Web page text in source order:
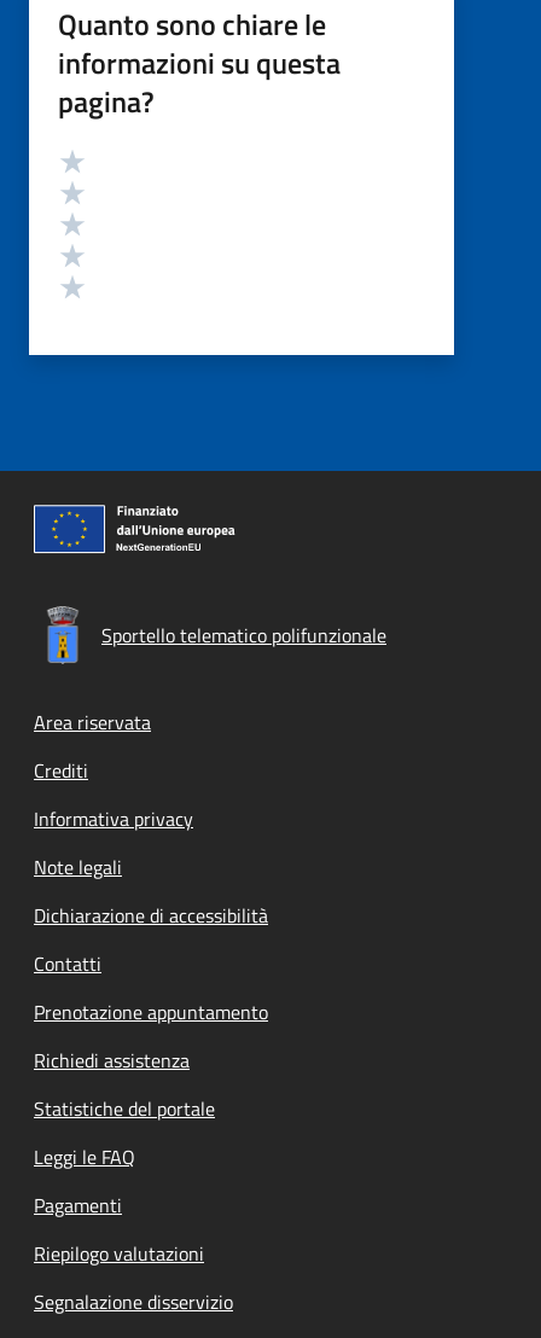
Quanto sono chiare le
informazioni su questa
pagina?
Valutazione
Sportello telematico polifunzionale
Footer menu
Area riservata
Crediti
Informativa privacy
Note legali
Dichiarazione di accessibilità
Contatti
Prenotazione appuntamento
Richiedi assistenza
Statistiche del portale
Leggi le FAQ
Pagamenti
Riepilogo valutazioni
Segnalazione disservizio